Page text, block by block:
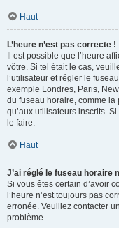
Haut
L’heure n’est pas correcte !
Il est possible que l’heure
vôtre. Si tel était le cas,
l’utilisateur et régler le
exemple Londres, Paris,
du fuseau horaire, comme la
qu’aux utilisateurs inscrits.
le faire.
Haut
J’ai réglé le fuseau horaire
Si vous êtes certain d’avoir
l’heure n’est toujours pas
erronée. Veuillez contacter
problème.